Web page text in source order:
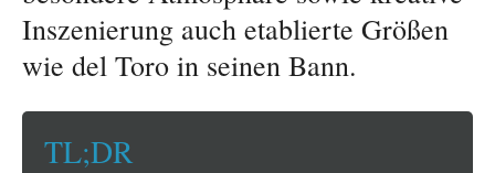
Inszenierung auch etablierte Größen
wie del Toro in seinen Bann.
TL;DR